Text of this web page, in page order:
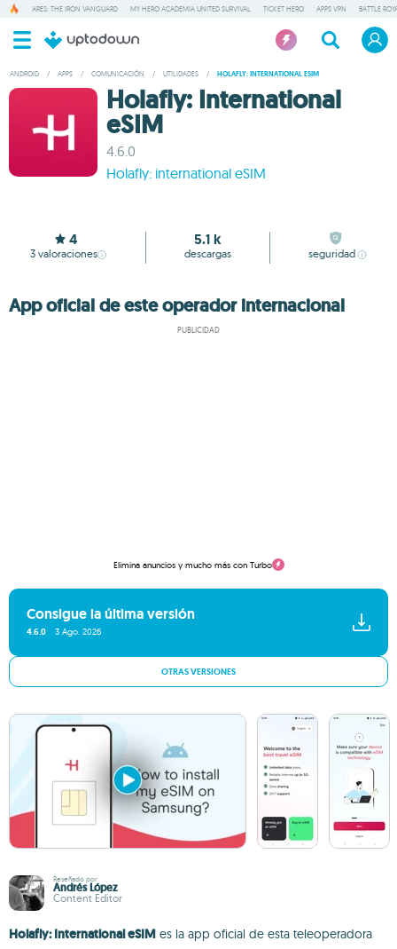
ARES: THE IRON VANGUARD MY HERO ACADEMIA UNITED SURVIVAL TICKET HERO APPS VPN BATTLE
ANDROID / APPS / COMUNICACIÓN / UTILIDADES / HOLAFLY: INTERNATIONAL ESIM
Holafly: International
eSIM
4.6.0
Holafly: international eSIM
4
3 valoraciones
5.1 k
descargas seguridad
App oficial de este operador internacional
PUBLICIDAD
Elimina anuncios y mucho más con Turbo
Consigue la última versión
4.6.0 3 Ago. 2026
OTRAS VERSIONES
Reseñado por
Andrés López
Content Editor
Holafly: International eSIM es la app oficial de esta teleoperadora